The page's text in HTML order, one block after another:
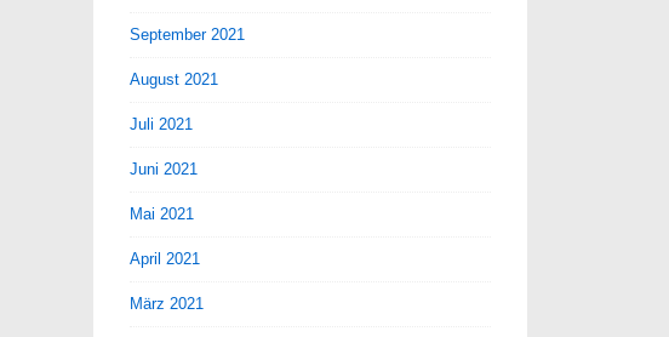
September 2021
August 2021
Juli 2021
Juni 2021
Mai 2021
April 2021
März 2021